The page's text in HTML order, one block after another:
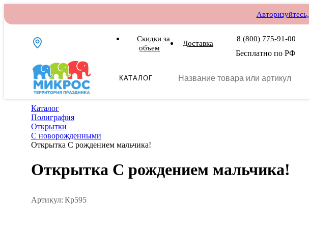
Авторизуйтесь,
Скидки за
объем
Доставка
8 (800) 775-91-00
Бесплатно по РФ
КАТАЛОГ
Каталог
Полиграфия
Открытки
С новорожденными
Открытка С рождением мальчика!
Открытка С рождением мальчика!
Артикул: Кр595